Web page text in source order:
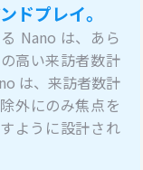
ドプレイ。
Nano は、あら
高い来訪者数計
は、来訪者数計
外にのみ焦点を
ように設計され